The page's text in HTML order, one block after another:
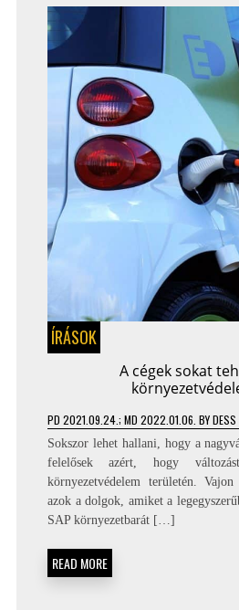
ÍRÁSOK
A cégek sokat
PD 2021.09.24.; MD 2022.01.06. BYDESS
Sokszor lehet hallani, hogy a
felelősek azért, hogy
környezetvédelem területén.
azok a dolgok, amiket a
SAP környezetbarát […]
READ MORE